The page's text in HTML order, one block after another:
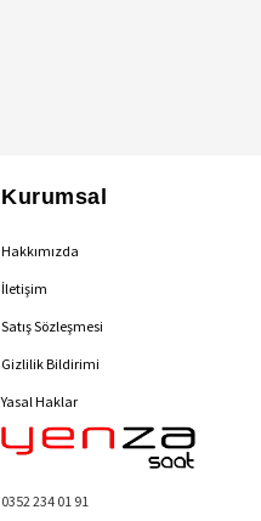
Kurumsal
Hakkımızda
İletişim
Satış Sözleşmesi
Gizlilik Bildirimi
Yasal Haklar
0352 234 01 91